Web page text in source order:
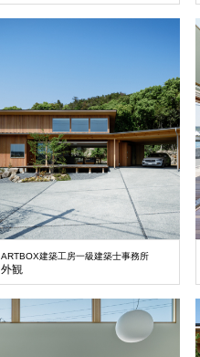
ARTBOX建築工房一級建築士事務所
外観